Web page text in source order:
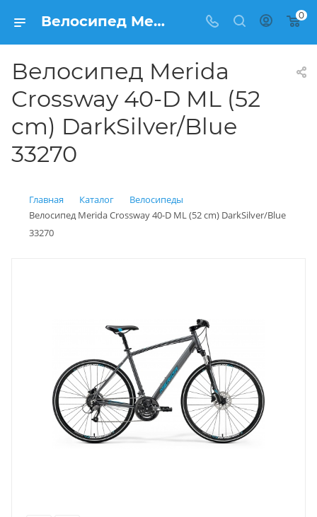
Велосипед Merida Crossway 40-D ML (52 cm) DarkSilver/Blue 33270 купить: цена 36 180 рублей в Балашихе | Интернет магазин Вело150 0
Велосипед Merida
Crossway 40-D ML (52
cm) DarkSilver/Blue
33270
Главная Каталог
Велосипеды
Велосипед Merida Crossway 40-D ML (52 cm) DarkSilver/Blue
33270